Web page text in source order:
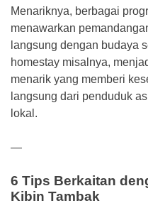
Menariknya, berbagai
menawarkan
langsung dengan budaya
homestay misalnya,
menarik yang memberi
langsung dari penduduk
lokal.
—
6 Tips Berkaitan
Kibin Tambak